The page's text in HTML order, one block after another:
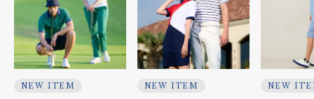
NEW ITEM NEW ITEM NEW